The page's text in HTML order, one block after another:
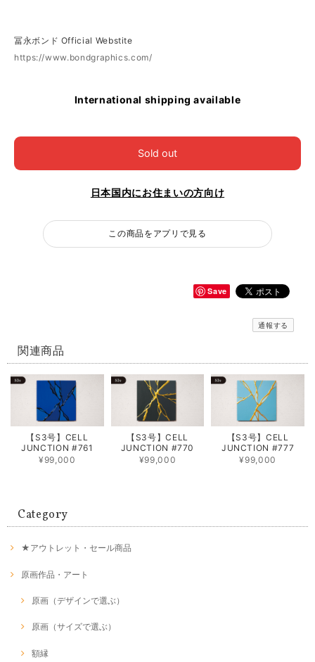
冨永ボンド Official Webstite
https://www.bondgraphics.com/
International shipping available
Sold out
日本国内にお住まいの方向け
この商品をアプリで見る
Save
通報する
関連商品
【S3号】CELL
JUNCTION #761
¥99,000
【S3号】CELL
JUNCTION #770
¥99,000
【S3号】CELL
JUNCTION #777
¥99,000
Category
★アウトレット・セール商品
原画作品・アート
原画（デザインで選ぶ）
原画（サイズで選ぶ）
額縁